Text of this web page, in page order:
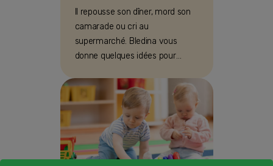
Il repousse son dîner, mord son
camarade ou cri au
supermarché. Bledina vous
donne quelques idées pour
crier !